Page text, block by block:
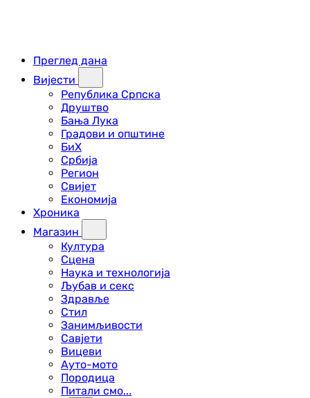
Преглед дана
Вијести
Република Српска
Друштво
Бања Лука
Градови и општине
БиХ
Србија
Регион
Свијет
Економија
Хроника
Магазин
Култура
Сцена
Наука и технологија
Љубав и секс
Здравље
Стил
Занимљивости
Савјети
Вицеви
Ауто-мото
Породица
Питали смо...